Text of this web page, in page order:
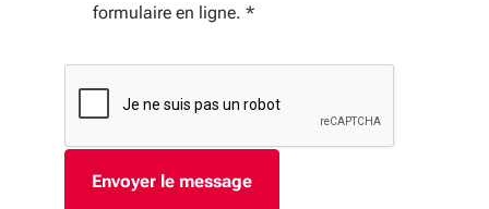
formulaire en ligne. *